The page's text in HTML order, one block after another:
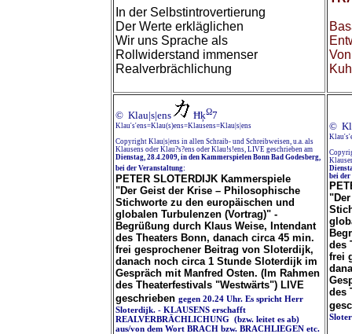
In der Selbstintrovertierung
Der Werte erkläglichen
Wir uns Sprache als
Rollwiderstand immenser
Realverbrächlichung
© Klau|s|ens ĦķΩ7
Klau's'ens=Klau(s)ens=Klausens=Klau|s|ens
Copyright Klau|s|ens in allen Schraib- und Schreibweisen, u.a. als
Klausens oder Klau?s?ens oder Klau!s!ens, LIVE geschrieben am
Dienstag, 28.4.2009, in den Kammerspielen Bonn Bad Godesberg,
bei der Veranstaltung:
PETER SLOTERDIJK Kammerspiele
"Der Geist der Krise – Philosophische
Stichworte zu den europäischen und
globalen Turbulenzen (Vortrag)" -
Begrüßung durch Klaus Weise, Intendant
des Theaters Bonn, danach circa 45 min.
frei gesprochener Beitrag von Sloterdijk,
danach noch circa 1 Stunde Sloterdijk im
Gespräch mit Manfred Osten. (Im Rahmen
des Theaterfestivals "Westwärts") LIVE
geschrieben gegen 20.24 Uhr. Es spricht Herr
Sloterdijk. - KLAUSENS erschafft
REALVERBRÄCHLICHUNG (bzw. leitet es ab)
aus/von dem Wort BRACH bzw. BRACHLIEGEN etc.
©
bei
des
frei
des